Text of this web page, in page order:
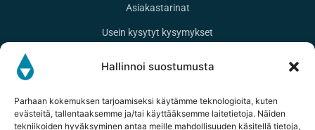
Hallinnoi suostumusta
Parhaan kokemuksen tarjoamiseksi käytämme teknologioita, kuten
evästeitä, tallentaaksemme ja/tai käyttääksemme laitetietoja. Näiden
tekniikoiden hyväksyminen antaa meille mahdollisuuden käsitellä tietoja,
Asiakastarinat
Usein kysytyt kysymykset
YHTEYSTIEDOT
33950 Pirkkala
020 127 9961